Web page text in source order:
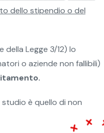
dello stipendio o del
della Legge 3/12) lo
o aziende non fallibili)
è quello di non